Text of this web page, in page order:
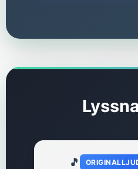
🎵